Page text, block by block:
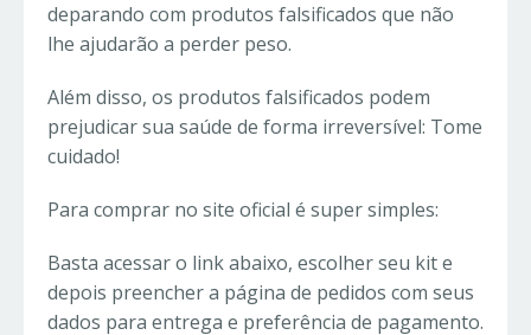
deparando com produtos falsificados que não
lhe ajudarão a perder peso.
Além disso, os produtos falsificados podem
prejudicar sua saúde de forma irreversível: Tome
cuidado!
Para comprar no site oficial é super simples:
Basta acessar o link abaixo, escolher seu kit e
depois preencher a página de pedidos com seus
dados para entrega e preferência de pagamento.